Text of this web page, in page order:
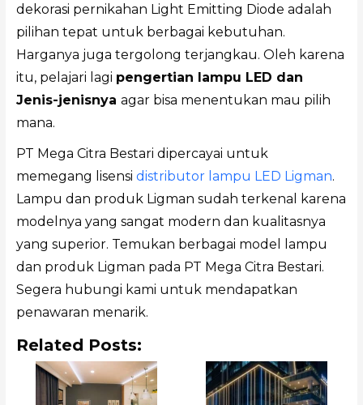
dekorasi pernikahan Light Emitting Diode adalah
pilihan tepat untuk berbagai kebutuhan.
Harganya juga tergolong terjangkau. Oleh karena
itu, pelajari lagi pengertian lampu LED dan
Jenis-jenisnya agar bisa menentukan mau pilih
mana.
PT Mega Citra Bestari dipercayai untuk
memegang lisensi distributor lampu LED Ligman.
Lampu dan produk Ligman sudah terkenal karena
modelnya yang sangat modern dan kualitasnya
yang superior. Temukan berbagai model lampu
dan produk Ligman pada PT Mega Citra Bestari.
Segera hubungi kami untuk mendapatkan
penawaran menarik.
Related Posts: